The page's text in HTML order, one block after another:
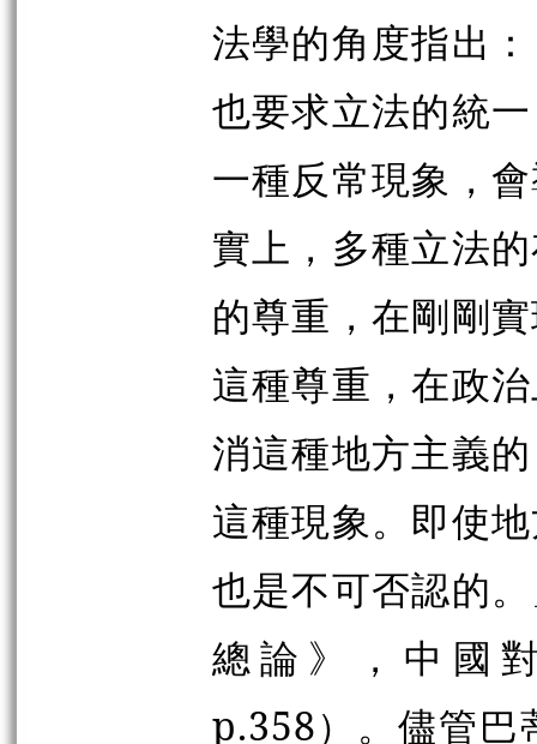
法學的角度指出
也要求立法的統
一種反常現象，
實上，多種立法
的尊重，在剛剛
這種尊重，在政
消這種地方主義
這種現象。即使
也是不可否認的
總論》，中國
p.358）。儘管巴